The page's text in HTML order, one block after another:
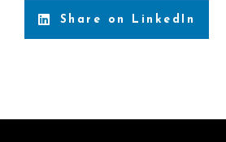
Share on LinkedIn